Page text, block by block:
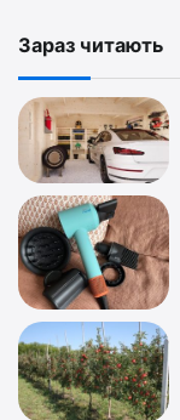
Зараз читають